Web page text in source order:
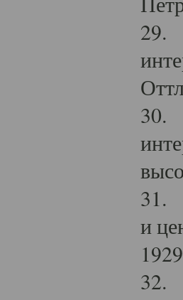
29.
30.
31.
и
32.